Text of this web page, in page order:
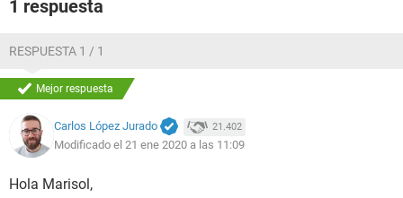
1 respuesta
RESPUESTA 1 / 1
Mejor respuesta
Carlos López Jurado 21.402
Modificado el 21 ene 2020 a las 11:09
Hola Marisol,